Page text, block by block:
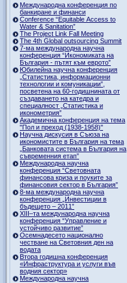
Международна конференция по
банкиране и финанси
Conference “Equitable Access to
Water & Sanitation”
The Project Link Fall Meeting
The 4th Global outsourcing Summit
7-ма международна научна
конференция “Икономиката на
България - пътят към еврото”
Юбилейна научна конференция
„Статистика, информационни
технологии и комуникации”,
посветена на 60-годишнината от
създаването на катедра и
специалност „Статистика и
иконометрия”
Академична конференция на тема
"Пол и преход (1938-1958)"
Научна дискусия в Съюза на
икономистите в България на тема
„Банковата система в България на
съвременния етап”
Международна научна
конференция “Световната
финансова криза и поуките за
финансовия сектор в България”
8-ма международна научна
конференция „Инвестиции в
бъдещето – 2011”
ХІІІ–та международна научна
конференция “Управление и
устойчиво развитие”
Осемнадесето национално
честване на Световния ден на
водата
Втора годишна конференция
«Инфраструктура и услуги във
водния сектор»
Международна научна